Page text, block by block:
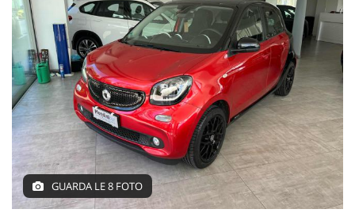
ASSISTENZA
CONTATTI
GUARDA LE 8 FOTO